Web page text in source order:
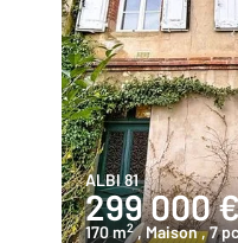
ALBI 81
299 000
170 m2 , Maison, 7